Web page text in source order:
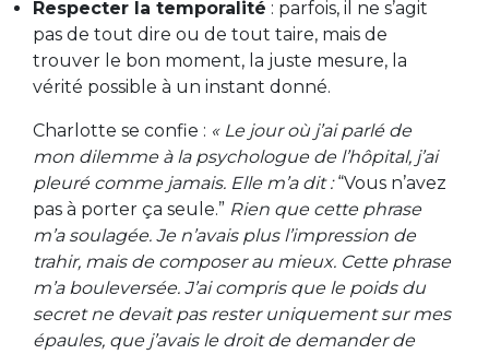
Respecter la temporalité : parfois, il ne s’agit
pas de tout dire ou de tout taire, mais de
trouver le bon moment, la juste mesure, la
vérité possible à un instant donné.
Charlotte se confie : « Le jour où j’ai parlé de
mon dilemme à la psychologue de l’hôpital, j’ai
pleuré comme jamais. Elle m’a dit :“Vous n’avez
pas à porter ça seule.” Rien que cette phrase
m’a soulagée. Je n’avais plus l’impression de
trahir, mais de composer au mieux. Cette phrase
m’a bouleversée. J’ai compris que le poids du
secret ne devait pas rester uniquement sur mes
épaules, que j’avais le droit de demander de